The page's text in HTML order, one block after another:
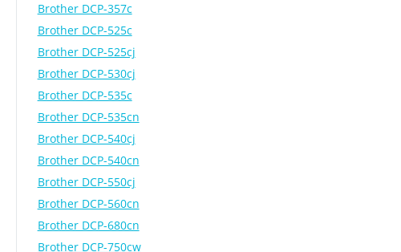
Brother DCP-357c
Brother DCP-525c
Brother DCP-525cj
Brother DCP-530cj
Brother DCP-535c
Brother DCP-535cn
Brother DCP-540cj
Brother DCP-540cn
Brother DCP-550cj
Brother DCP-560cn
Brother DCP-680cn
Brother DCP-750cw